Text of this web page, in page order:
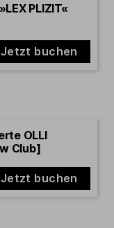
PLIZIT«
Jetzt buchen
OLLI
Club]
Jetzt buchen